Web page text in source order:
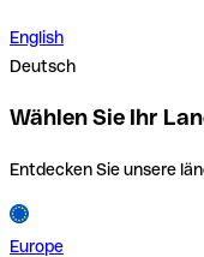
English
Deutsch
Wählen Sie Ihr
Entdecken Sie unsere
Europe